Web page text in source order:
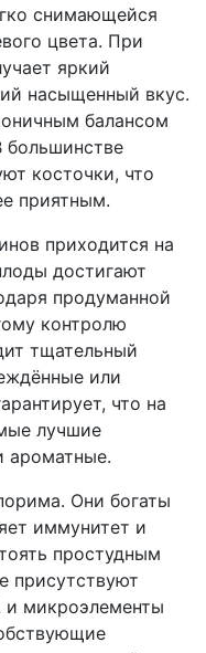
снимающейся
цвета. При
яркий
насыщенный вкус.
балансом
большинстве
косточки, что
приятным.
приходится на
достигают
продуманной
контролю
тщательный
или
что на
лучшие
ароматные.
Они богаты
иммунитет и
простудным
присутствуют
и микроэлементы